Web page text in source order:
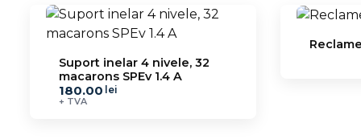
Suport inelar 4 nivele, 32
macarons SPEv 1.4 A
180.00 lei
+ TVA